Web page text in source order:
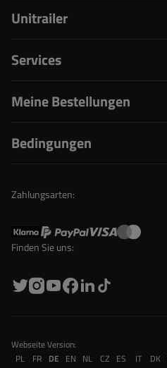
Unitrailer
Services
Meine Bestellungen
Bedingungen
Zahlungsarten:
Finden Sie uns:
Webseite Version:
PL
FR DE EN NL CZ ES IT DK